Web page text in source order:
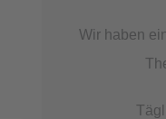
Wir haben